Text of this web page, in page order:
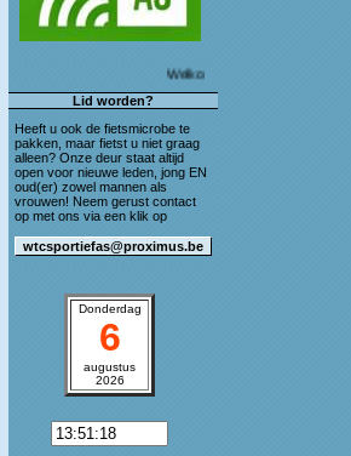
Welkom op de blog van WTC Sportief As!
Lid worden?
Heeft u ook de fietsmicrobe te
pakken, maar fietst u niet graag
alleen? Onze deur staat altijd
open voor nieuwe leden, jong EN
oud(er) zowel mannen als
vrouwen! Neem gerust contact
op met ons via een klik op
Donderdag
6
augustus
2026